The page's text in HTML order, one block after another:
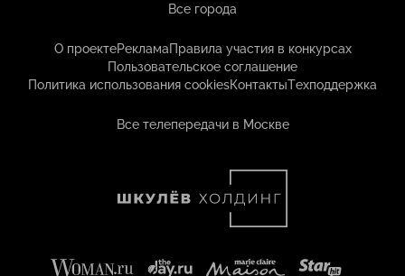
Все города
О проектеРекламаПравила участия в конкурсах
Пользовательское соглашение
Политика использования cookiesКонтактыТехподдержка
Все телепередачи в Москве